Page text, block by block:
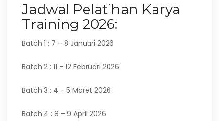
Jadwal Pelatihan Karya
Training 2026:
Batch 1 : 7 – 8 Januari 2026
Batch 2 : 11 – 12 Februari 2026
Batch 3 : 4 – 5 Maret 2026
Batch 4 : 8 – 9 April 2026